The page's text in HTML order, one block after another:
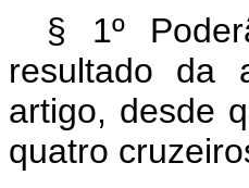
§ 1º
resultado da
artigo, desde
quatro